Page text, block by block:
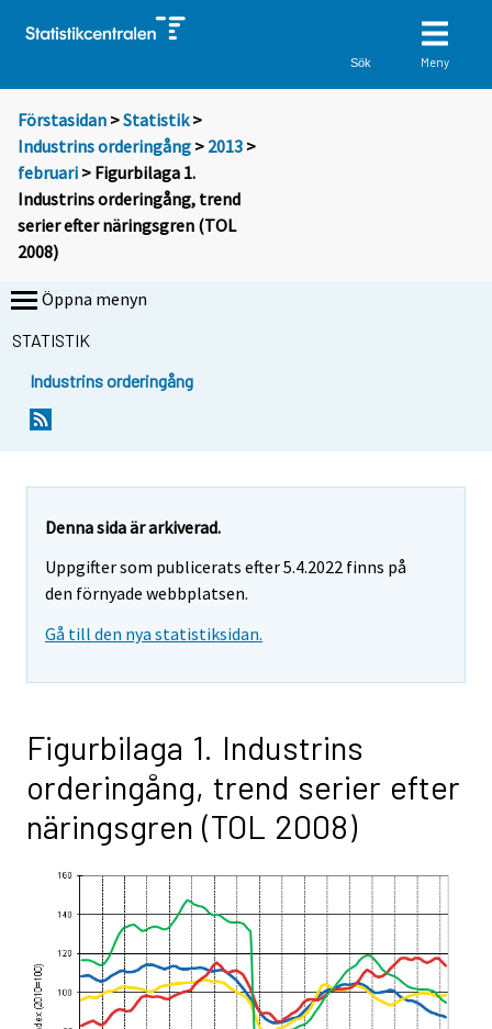
Sök Meny
Förstasidan >Statistik >
Industrins orderingång > 2013 >
februari > Figurbilaga 1.
Industrins orderingång, trend
serier efter näringsgren (TOL
2008)
Öppna menyn
STATISTIK
Industrins orderingång
Denna sida är arkiverad.
Uppgifter som publicerats efter 5.4.2022 finns på
den förnyade webbplatsen.
Gå till den nya statistiksidan.
Figurbilaga 1. Industrins
orderingång, trend serier efter
näringsgren (TOL 2008)